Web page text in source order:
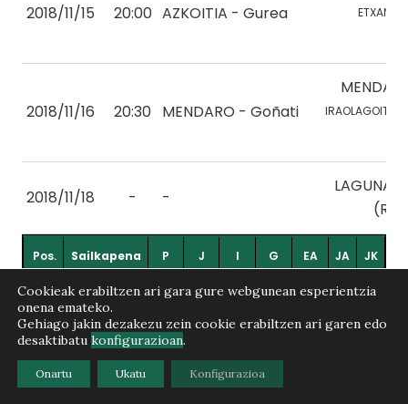
2018/11/15 20:00 AZKOITIA - Gurea ETXANIZ,
2018/11/16 20:30 MENDARO - Goñati IRAOLAGOITIA,
2018/11/18 - -
LAGUNAK
Pos. Sailkapena P J I G EA JA JK
1 AZKOITIA 1 8 4 4 0 0 6 0
2 ILUNPE 2 7
Cookieak erabiltzen ari gara gure webgunean esperientzia
onena emateko.
Gehiago jakin dezakezu zein cookie erabiltzen ari garen edo
desaktibatu konfigurazioan.
Onartu Ukatu Konfigurazioa